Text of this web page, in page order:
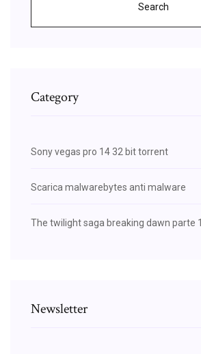
Search
Category
Sony vegas pro 14 32 bit torrent
Scarica malwarebytes anti malware
The twilight saga breaking dawn parte 1
Newsletter